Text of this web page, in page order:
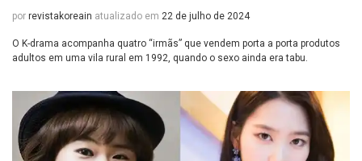
por revistakoreain atualizado em 22 de julho de 2024
O K-drama acompanha quatro “irmãs” que vendem porta a porta produtos
adultos em uma vila rural em 1992, quando o sexo ainda era tabu.